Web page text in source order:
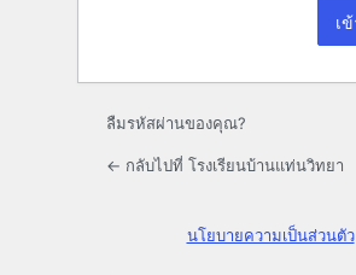
ลืมรหัสผ่านของคุณ?
← กลับไปที่ โรงเรียนบ้านแท่นวิทยา
นโยบายความเป็นส่วนตัว